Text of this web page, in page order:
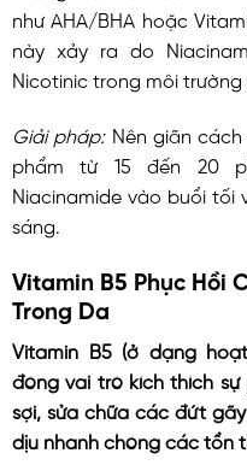
như AHA/BHA hoặc
này xảy ra do
Nicotinic trong môi trường
Giải pháp:Nên giãn cách
phẩm từ 15 đến 20
Niacinamide vào buổi
sáng.
Vitamin B5 Phục Hồi
Trong Da
Vitamin B5 (ở dạng
đóng vai trò kích thích
sợi, sửa chữa các đứt
dịu nhanh chóng các tổn